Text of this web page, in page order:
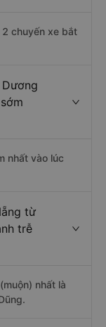
2 chuyến xe bắt
nhất vào lúc
từ
trễ
nhất là